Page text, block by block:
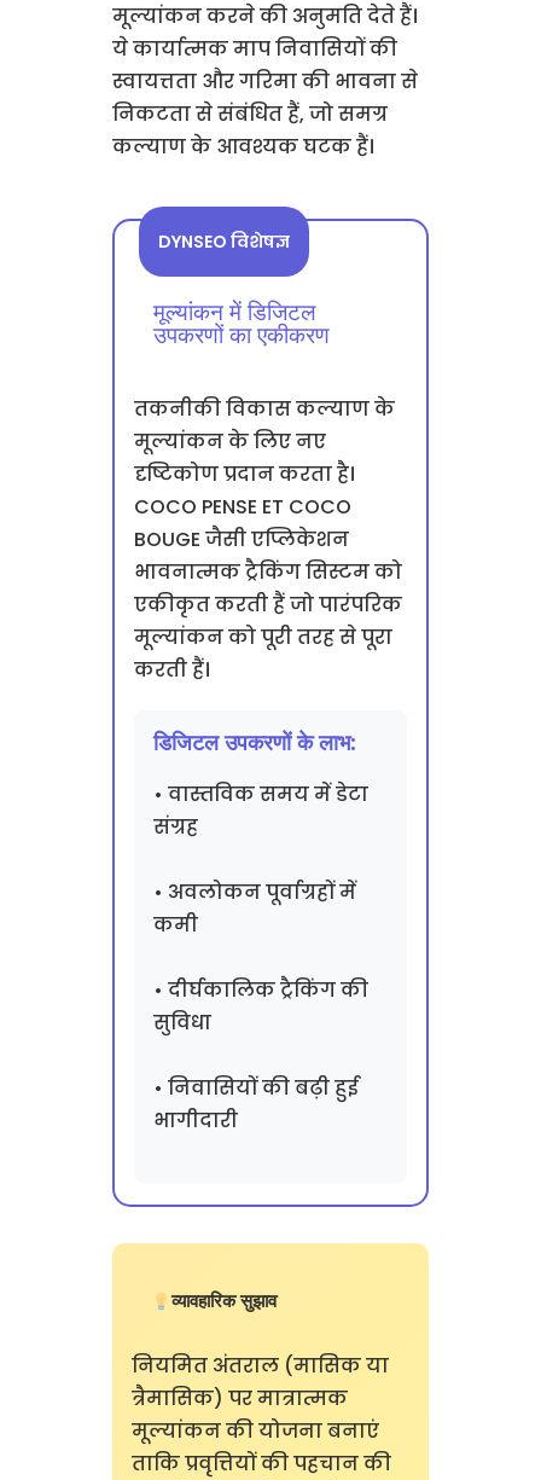
मूल्यांकन करने की अनुमति देते हैं।
ये कार्यात्मक माप निवासियों की
स्वायत्तता और गरिमा की भावना से
निकटता से संबंधित हैं, जो समग्र
कल्याण के आवश्यक घटक हैं।
DYNSEO विशेषज्ञ
मूल्यांकन में डिजिटल
उपकरणों का एकीकरण
तकनीकी विकास कल्याण के
मूल्यांकन के लिए नए
दृष्टिकोण प्रदान करता है।
COCO PENSE ET COCO
BOUGE जैसी एप्लिकेशन
भावनात्मक ट्रैकिंग सिस्टम को
एकीकृत करती हैं जो पारंपरिक
मूल्यांकन को पूरी तरह से पूरा
करती हैं।
डिजिटल उपकरणों के लाभ:
• वास्तविक समय में डेटा
संग्रह
• अवलोकन पूर्वाग्रहों में
कमी
• दीर्घकालिक ट्रैकिंग की
सुविधा
• निवासियों की बढ़ी हुई
भागीदारी
व्यावहारिक सुझाव
नियमित अंतराल (मासिक या
त्रैमासिक) पर मात्रात्मक
मूल्यांकन की योजना बनाएं
ताकि प्रवृत्तियों की पहचान की